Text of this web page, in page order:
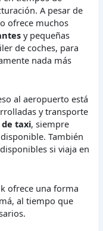
A pesar de
ofrece muchos
y pequeñas
de coches, para
nada más
al aeropuerto está
y transporte
taxi, siempre
También
si viaja en
ofrece una forma
al tiempo que